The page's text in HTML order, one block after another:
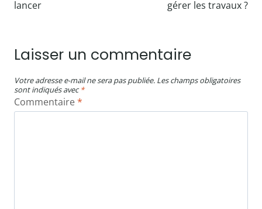
lancer gérer les travaux ?
Laisser un commentaire
Votre adresse e-mail ne sera pas publiée. Les champs obligatoires
sont indiqués avec*
Commentaire*